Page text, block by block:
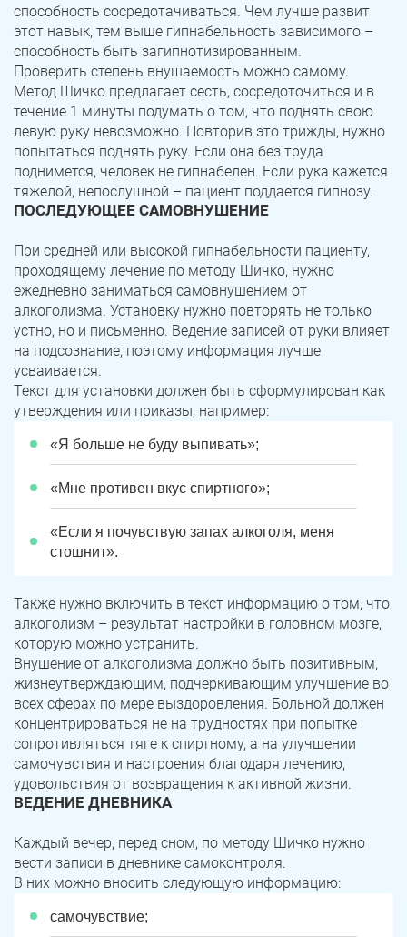
способность сосредотачиваться. Чем лучше развит
этот навык, тем выше гипнабельность зависимого –
способность быть загипнотизированным.
Проверить степень внушаемость можно самому.
Метод Шичко предлагает сесть, сосредоточиться и в
течение 1 минуты подумать о том, что поднять свою
левую руку невозможно. Повторив это трижды, нужно
попытаться поднять руку. Если она без труда
поднимется, человек не гипнабелен. Если рука кажется
тяжелой, непослушной – пациент поддается гипнозу.
ПОСЛЕДУЮЩЕЕ САМОВНУШЕНИЕ
При средней или высокой гипнабельности пациенту,
проходящему лечение по методу Шичко, нужно
ежедневно заниматься самовнушением от
алкоголизма. Установку нужно повторять не только
устно, но и письменно. Ведение записей от руки влияет
на подсознание, поэтому информация лучше
усваивается.
Текст для установки должен быть сформулирован как
утверждения или приказы, например:
«Я больше не буду выпивать»;
«Мне противен вкус спиртного»;
«Если я почувствую запах алкоголя, меня
стошнит».
Также нужно включить в текст информацию о том, что
алкоголизм – результат настройки в головном мозге,
которую можно устранить.
Внушение от алкоголизма должно быть позитивным,
жизнеутверждающим, подчеркивающим улучшение во
всех сферах по мере выздоровления. Больной должен
концентрироваться не на трудностях при попытке
сопротивляться тяге к спиртному, а на улучшении
самочувствия и настроения благодаря лечению,
удовольствия от возвращения к активной жизни.
ВЕДЕНИЕ ДНЕВНИКА
Каждый вечер, перед сном, по методу Шичко нужно
вести записи в дневнике самоконтроля.
В них можно вносить следующую информацию:
самочувствие;
Записаться
Я ознакомлен и принимаюусловия работы сайта
Задать вопрос
Я ознакомлен и принимаюусловия работы сайта
Записаться
Я ознакомлен и принимаюусловия работы сайта
Юрюзань Верхнеуральск
Локомотивный Миньяр
Зауральский Межозерный
Катав-Ивановск Куса
Пласт Бакал
Усть-Катав Верхний Уфалей
Еманжелинск Карталы
Аша Трехгорный
Коркино Кыштым
Южноуральск
Чебаркуль Снежинск
Троицк Озерск
Копейск Миасс
Златоуст Магнитогорск
Записаться
Я ознакомлен и принимаюусловия работы сайта